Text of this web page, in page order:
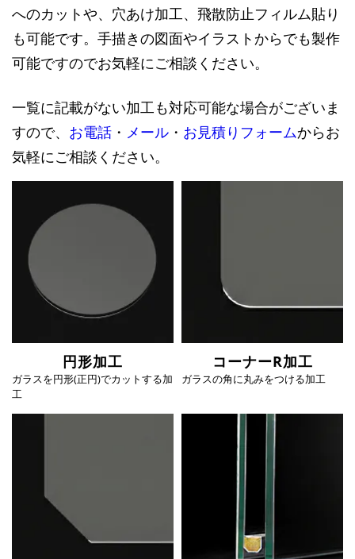
へのカットや、穴あけ加工、飛散防止フィルム貼り
も可能です。手描きの図面やイラストからでも製作
可能ですのでお気軽にご相談ください。
一覧に記載がない加工も対応可能な場合がございま
すので、 お電話 ・ メール ・ お見積りフォームからお
気軽にご相談ください。
円形加工
ガラスを円形(正円)でカットする加
工
コーナーR加工
ガラスの角に丸みをつける加工